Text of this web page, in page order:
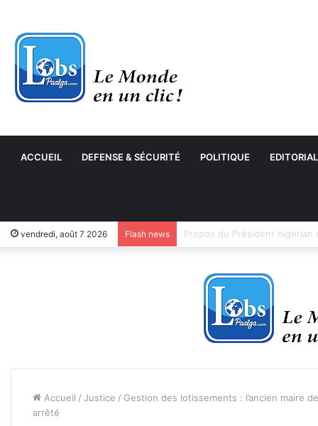
ACCUEIL DEFENSE & SÉCURITÉ POLITIQUE EDITORIAL
vendredi, août 7 2026 Flash news
Accueil / Justice / Gestion des lotissements : l’ancien maire
arrêté